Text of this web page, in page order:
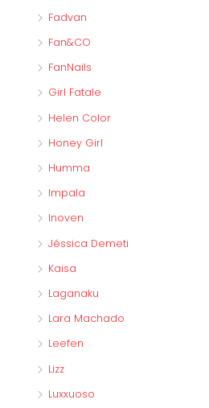
Fadvan
Fan&CO
FanNails
Girl Fatale
Helen Color
Honey Girl
Humma
Impala
Inoven
Jéssica Demeti
Kaisa
Laganaku
Lara Machado
Leefen
Lizz
Luxxuoso